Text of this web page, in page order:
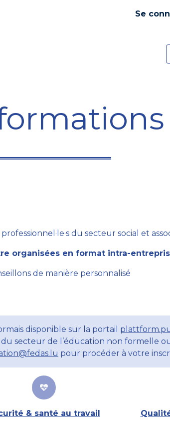
Se
du secteur social et
organisées en format intra-
de manière personnalisé
disponible sur la portail
secteur de l’éducation non formelle ou
pour procéder à votre
& santé au travail